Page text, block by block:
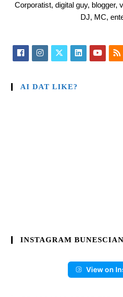
Corporatist, digital guy, blogger,
DJ, MC,
AI DAT LIKE?
INSTAGRAM BUNESCIAN
View on